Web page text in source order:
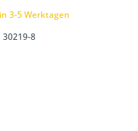
3-5 Werktagen
30219-8